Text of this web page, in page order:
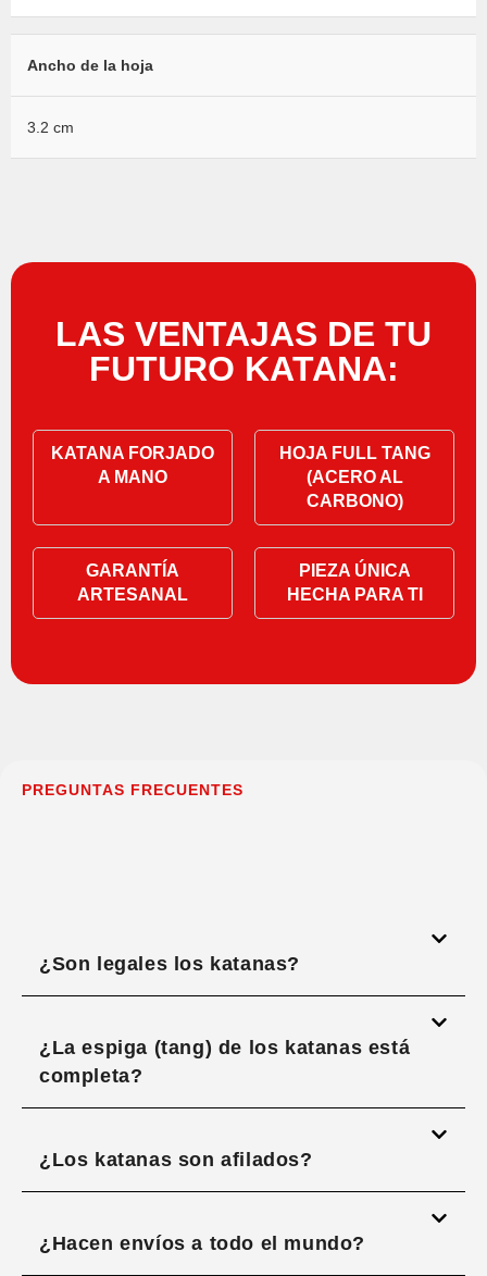
Ancho de la hoja
3.2 cm
LAS VENTAJAS DE TU
FUTURO KATANA:
KATANA FORJADO
A MANO
HOJA FULL TANG
(ACERO AL
CARBONO)
GARANTÍA
ARTESANAL
PIEZA ÚNICA
HECHA PARA TI
PREGUNTAS FRECUENTES
¿Son legales los katanas?
¿La espiga (tang) de los katanas está
completa?
¿Los katanas son afilados?
¿Hacen envíos a todo el mundo?